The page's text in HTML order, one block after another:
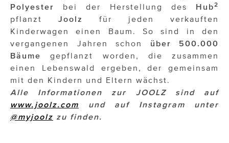
Polyester
bei der Herstellung des Hub2
pflanzt Joolz
für jeden verkauften
Kinderwagen einen Baum. So sind in den
vergangenen Jahren schon über 500.000
Bäume
gepflanzt worden, die zusammen
einen Lebenswald ergeben, der gemeinsam
mit den Kindern und Eltern wächst.
Alle Informationen zur JOOLZ sind auf
www.joolz.com und auf Instagram unter
@myjoolz zu finden.